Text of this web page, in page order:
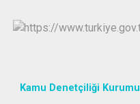
Kamu Denetçiliği Kurumu